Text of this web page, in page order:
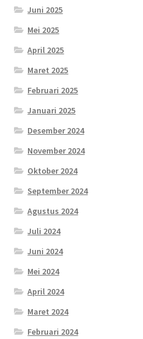
Juni 2025
Mei 2025
April 2025
Maret 2025
Februari 2025
Januari 2025
Desember 2024
November 2024
Oktober 2024
September 2024
Agustus 2024
Juli 2024
Juni 2024
Mei 2024
April 2024
Maret 2024
Februari 2024